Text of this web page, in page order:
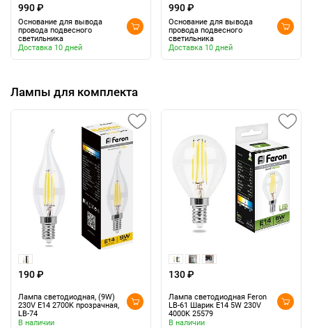
990 ₽
Основание для вывода
провода подвесного
светильника
Доставка 10 дней
990 ₽
Основание для вывода
провода подвесного
светильника
Доставка 10 дней
Лампы для комплекта
190 ₽
Лампа светодиодная, (9W)
230V E14 2700K прозрачная,
LB-74
В наличии
130 ₽
Лампа светодиодная Feron
LB-61 Шарик E14 5W 230V
4000K 25579
В наличии